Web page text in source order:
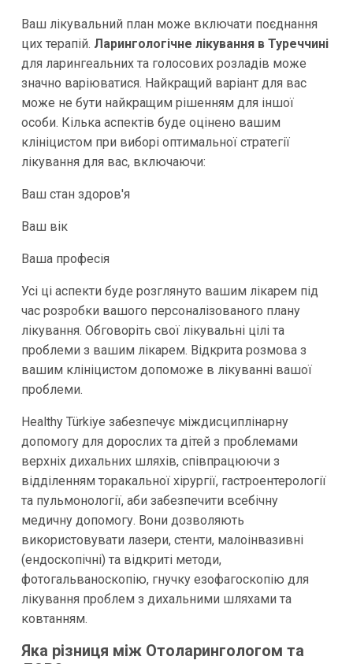
Ваш лікувальний план може включати поєднання
цих терапій. Ларингологічне лікування в Туреччині
для ларингеальних та голосових розладів може
значно варіюватися. Найкращий варіант для вас
може не бути найкращим рішенням для іншої
особи. Кілька аспектів буде оцінено вашим
клініцистом при виборі оптимальної стратегії
лікування для вас, включаючи:
Ваш стан здоров'я
Ваш вік
Ваша професія
Усі ці аспекти буде розглянуто вашим лікарем під
час розробки вашого персоналізованого плану
лікування. Обговоріть свої лікувальні цілі та
проблеми з вашим лікарем. Відкрита розмова з
вашим клініцистом допоможе в лікуванні вашої
проблеми.
Healthy Türkiye забезпечує міждисциплінарну
допомогу для дорослих та дітей з проблемами
верхніх дихальних шляхів, співпрацюючи з
відділенням торакальної хірургії, гастроентерології
та пульмонології, аби забезпечити всебічну
медичну допомогу. Вони дозволяють
використовувати лазери, стенти, малоінвазивні
(ендоскопічні) та відкриті методи,
фотогальваноскопію, гнучку езофагоскопію для
лікування проблем з дихальними шляхами та
ковтанням.
Яка різниця між Отоларингологом та